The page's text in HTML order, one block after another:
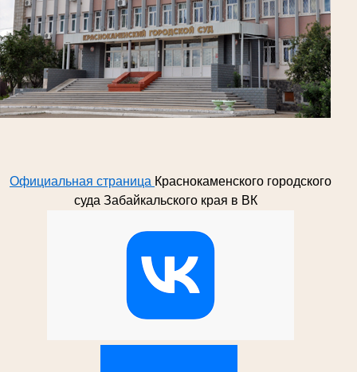
Официальная страница Краснокаменского городского
суда Забайкальского края в ВК